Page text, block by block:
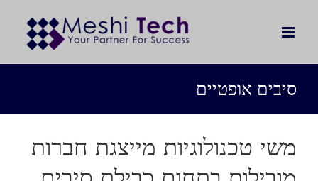
לתוכן
סיבים אופטיים
משי טכנולוגיות מייצגת חברות